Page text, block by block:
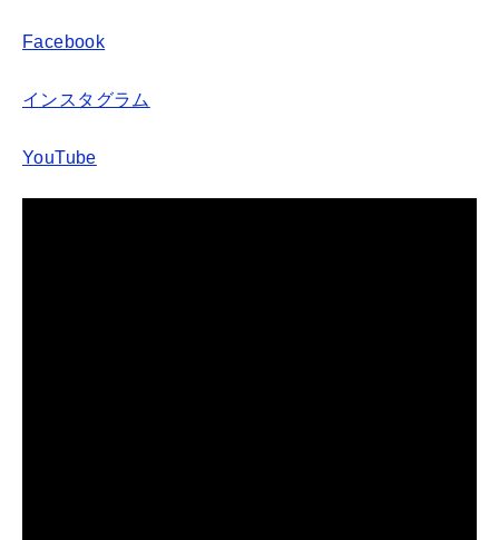
Facebook
インスタグラム
YouTube